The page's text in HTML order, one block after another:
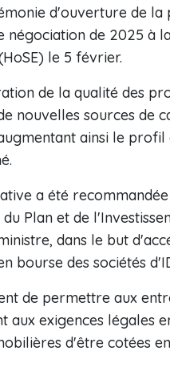
d'ouverture de la
négociation de 2025 à
le 5 février.
de la qualité des
nouvelles sources de
ainsi le
a été
Plan et de
dans le but
bourse des sociétés
de permettre aux
aux exigences légales
d'être cotées